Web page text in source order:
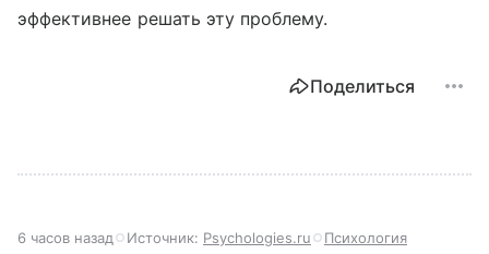
эффективнее решать эту проблему.
Поделиться
6 часов назад Источник: Psychologies.ru Психология